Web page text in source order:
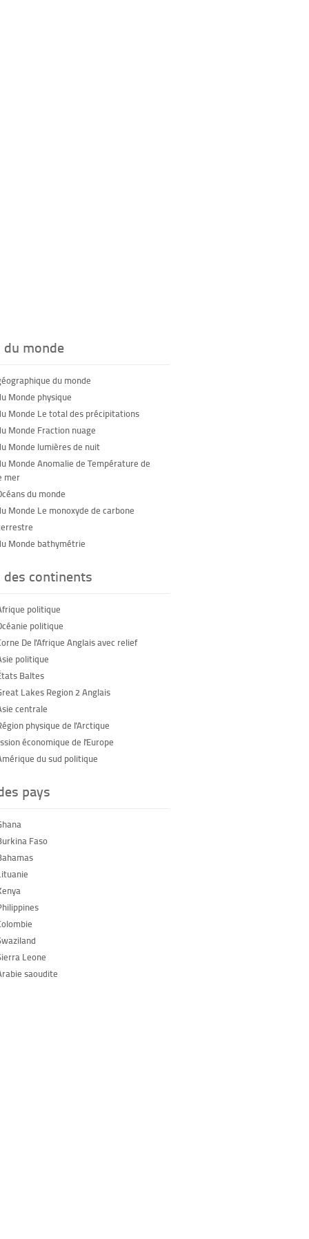
du monde
du monde
Monde physique
Monde Le total des précipitations
Monde Fraction nuage
Monde lumières de nuit
Monde Anomalie de Température de
mer
du monde
Monde Le monoxyde de carbone
Monde bathymétrie
des continents
politique
politique
De l'Afrique Anglais avec relief
politique
Baltes
Lakes Region 2 Anglais
centrale
physique de l'Arctique
économique de l'Europe
du sud politique
pays
Faso
Leone
saoudite